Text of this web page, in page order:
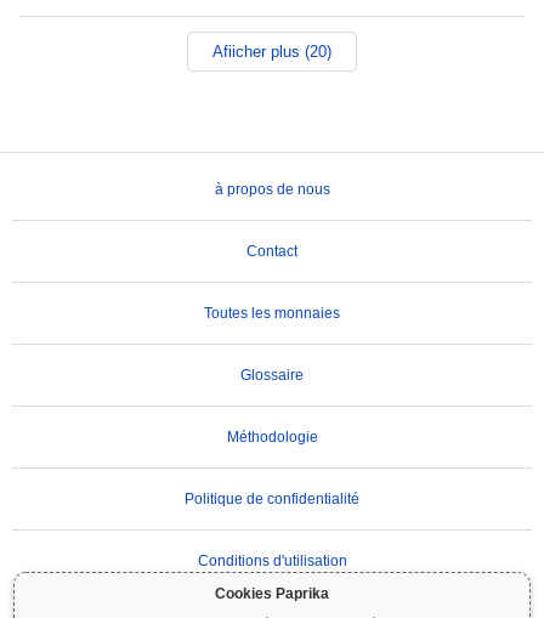
Cookies Paprika
Afiicher plus (20)
à propos de nous
Contact
Toutes les monnaies
Glossaire
Méthodologie
Politique de confidentialité
Conditions d'utilisation